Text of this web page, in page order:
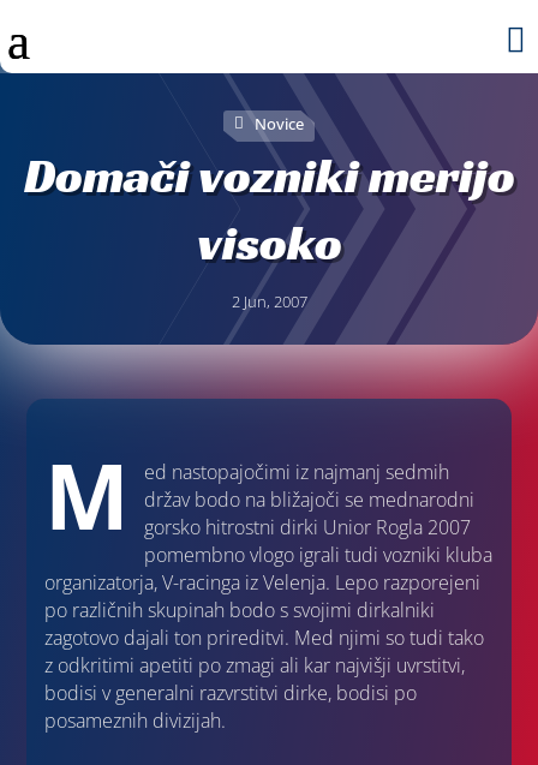

Novice
Domači vozniki merijo
visoko
2 Jun, 2007
M
ed nastopajočimi iz najmanj sedmih
držav bodo na bližajoči se mednarodni
gorsko hitrostni dirki Unior Rogla 2007
pomembno vlogo igrali tudi vozniki kluba
organizatorja, V-racinga iz Velenja. Lepo razporejeni
po različnih skupinah bodo s svojimi dirkalniki
zagotovo dajali ton prireditvi. Med njimi so tudi tako
z odkritimi apetiti po zmagi ali kar najvišji uvrstitvi,
bodisi v generalni razvrstitvi dirke, bodisi po
posameznih divizijah.